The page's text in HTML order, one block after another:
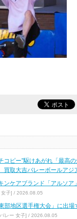
コピー”駆けあがれ「最高
取大吉バレーボールアジ
ンケアブランド「アルソ
子] / 2026.08.05
部地区選手権大会」に出
レー 女子] / 2026.08.05